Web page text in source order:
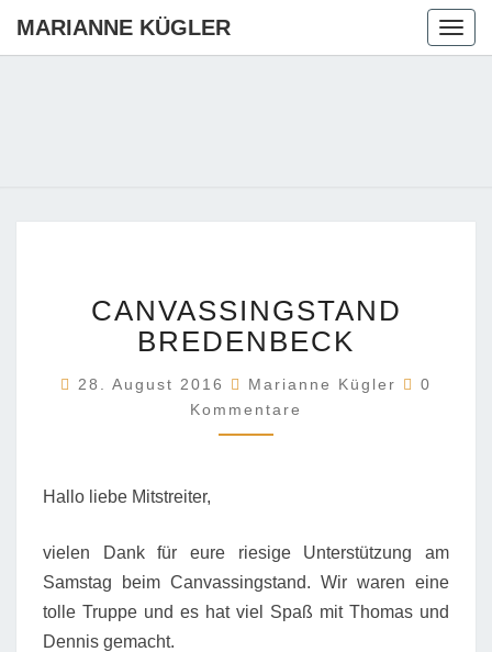
MARIANNE KÜGLER
BREDENBECK
CANVASSINGSTAND
BREDENBECK
28. August 2016 Marianne Kügler
0
Kommentare
Hallo liebe Mitstreiter,
vielen Dank für eure riesige Unterstützung am
Samstag beim Canvassingstand. Wir waren eine
tolle Truppe und es hat viel Spaß mit Thomas und
Dennis gemacht.